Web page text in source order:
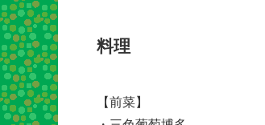
料理
【前菜】